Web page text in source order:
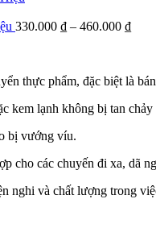
330.000 ₫ – 460.000 ₫
thực phẩm, đặc biệt là
kem lạnh không bị tan
bị vướng víu.
cho các chuyến đi xa, dã
nghi và chất lượng trong